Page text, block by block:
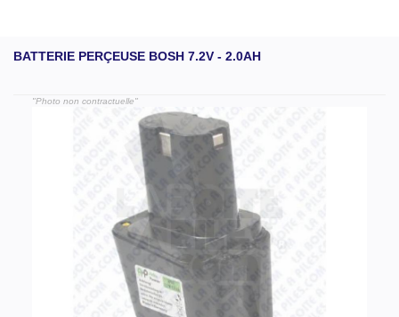
BATTERIE PERÇEUSE BOSH 7.2V - 2.0AH
"Photo non contractuelle"